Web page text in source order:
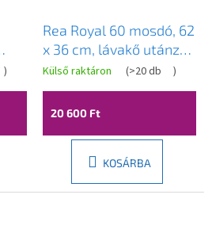
)
Rea Royal 60 mosdó, 62
x 36 cm, lávakő utánzat,
REA-U8597
Külső raktáron (>20 db )
20 600 Ft
KOSÁRBA